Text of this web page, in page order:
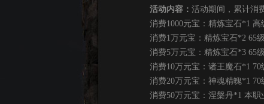
活动内容： 活动期间，累计消
消费1000元宝：精炼宝石*1 高
消费1万元宝：精炼宝石*2 65
消费5万元宝：精炼宝石*3 65级
消费10万元宝：诸王魔石*1 70
消费20万元宝：神魂精魄*1 70
消费50万元宝：涅槃丹*1 本职